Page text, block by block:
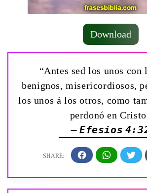
Download
“Antes sed los unos con
benignos, misericordiosos,
los unos á los otros, como
perdonó en
— Efesios